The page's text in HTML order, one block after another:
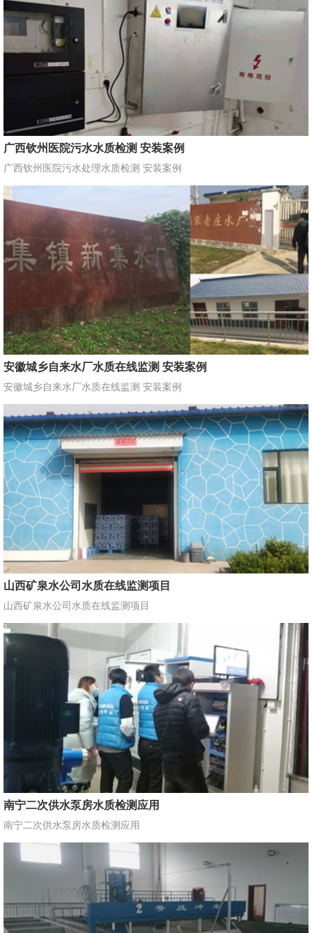
广西钦州医院污水水质检测 安装案例
广西钦州医院污水处理水质检测 安装案例
安徽城乡自来水厂水质在线监测 安装案例
安徽城乡自来水厂水质在线监测 安装案例
山西矿泉水公司水质在线监测项目
山西矿泉水公司水质在线监测项目
南宁二次供水泵房水质检测应用
南宁二次供水泵房水质检测应用